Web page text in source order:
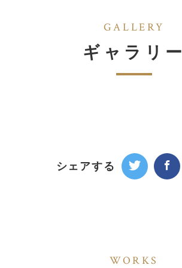
GALLERY
ギャラリー
シェアする
WORKS